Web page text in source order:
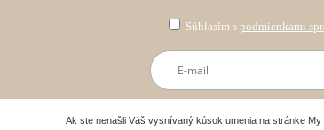
Súhlasím s podmienkami
Ak ste nenašli Váš vysnívaný kúsok umenia na stránke